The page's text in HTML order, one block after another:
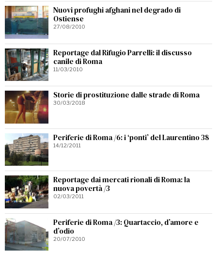
Nuovi profughi afghani nel degrado di
Ostiense
27/08/2010
Reportage dal Rifugio Parrelli: il discusso
canile di Roma
11/03/2010
Storie di prostituzione dalle strade di Roma
30/03/2018
Periferie di Roma /6: i ‘ponti’ del Laurentino 38
14/12/2011
Reportage dai mercati rionali di Roma: la
nuova povertà /3
02/03/2011
Periferie di Roma /3: Quartaccio, d’amore e
d’odio
20/07/2010